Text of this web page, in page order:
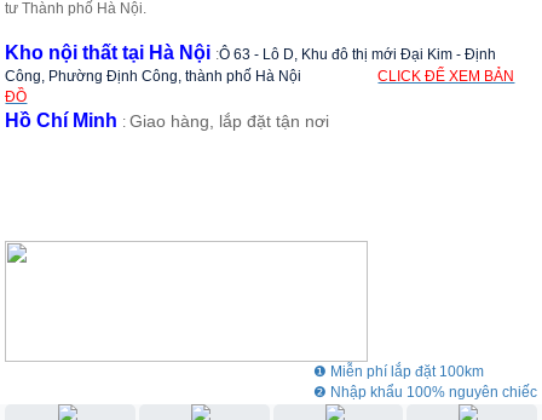
tư Thành phố Hà Nội.
Kho nội thất tại Hà Nội :Ô 63 - Lô D, Khu đô thị mới Đại Kim - Định
Công, Phường Định Công, thành phố Hà Nội
CLICK ĐỂ XEM BẢN
ĐỒ
Hồ Chí Minh :Giao hàng, lắp đặt tận nơi
❶ Miễn phí lắp đặt 100km
❷ Nhập khẩu 100% nguyên chiếc
❸ Showroom rộng 3000m2